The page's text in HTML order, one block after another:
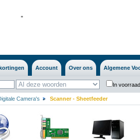
''
Account Over ons Algemene
In
Camera's Scanner - Sheetfeeder